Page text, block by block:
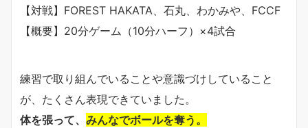
【対戦】FOREST HAKATA、石丸、わかみや、FCCF
【概要】20分ゲーム（10分ハーフ）×4試合
練習で取り組んでいることや意識づけしていること
が、たくさん表現できていました。
体を張って、 みんなでボールを奪う。